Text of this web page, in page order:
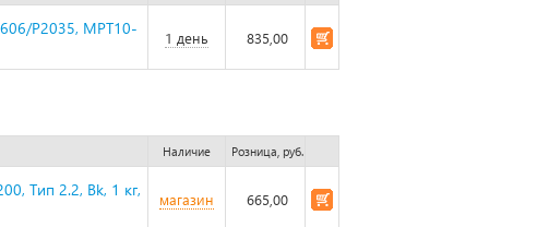
Р2035, MPT10-
1 день 835,00
Наличие Розница, руб.
Тип 2.2, Bk, 1 кг,
магазин 665,00